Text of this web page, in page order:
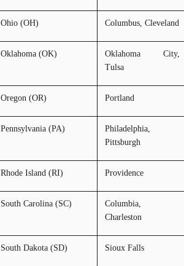
Ohio (OH) Columbus, Cleveland
Oklahoma (OK)
Oklahoma City,
Tulsa
Oregon (OR) Portland
Pennsylvania (PA)
Philadelphia,
Pittsburgh
Rhode Island (RI) Providence
South Carolina (SC)
Columbia,
Charleston
South Dakota (SD) Sioux Falls